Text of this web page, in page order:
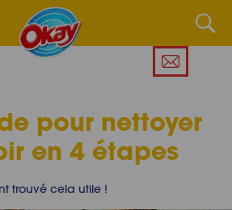
pour nettoyer
en 4 étapes
trouvé cela utile !